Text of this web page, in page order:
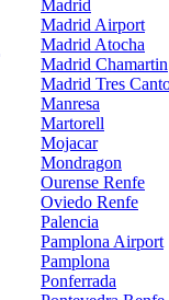
Madrid
Madrid Airport
Madrid Atocha
Madrid Chamartin
Madrid Tres
Manresa
Martorell
Mojacar
Mondragon
Ourense Renfe
Oviedo Renfe
Palencia
Pamplona Airport
Pamplona
Ponferrada